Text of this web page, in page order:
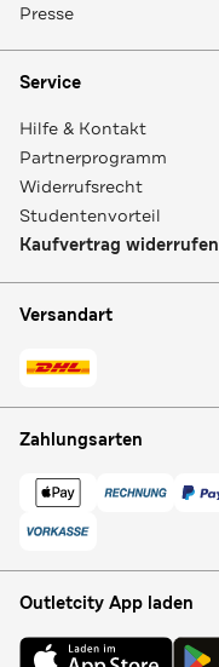
Presse
Service
Hilfe & Kontakt
Partnerprogramm
Widerrufsrecht
Studentenvorteil
Kaufvertrag widerrufen
Versandart
Zahlungsarten
Outletcity App laden